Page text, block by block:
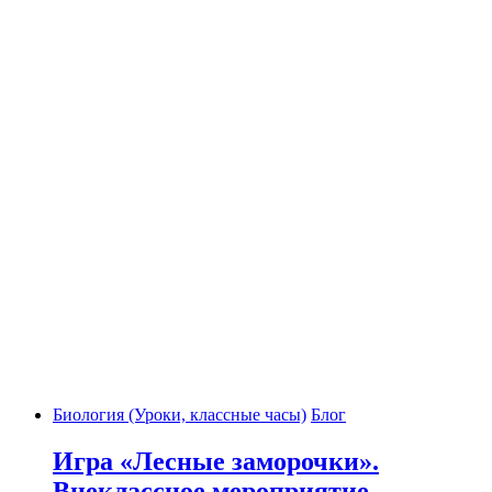
Биология (Уроки, классные часы) Блог
Игра «Лесные заморочки».